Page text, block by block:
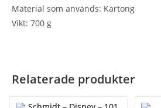
Material som används: Kartong
Vikt: 700 g
Relaterade produkter